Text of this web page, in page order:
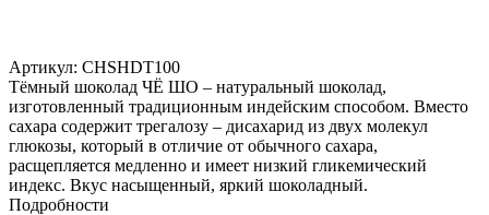
Артикул: CHSHDT100
Тёмный шоколад ЧЁ ШО – натуральный шоколад,
изготовленный традиционным индейским способом. Вместо
сахара содержит трегалозу – дисахарид из двух молекул
глюкозы, который в отличие от обычного сахара,
расщепляется медленно и имеет низкий гликемический
индекс. Вкус насыщенный, яркий шоколадный.
Подробности